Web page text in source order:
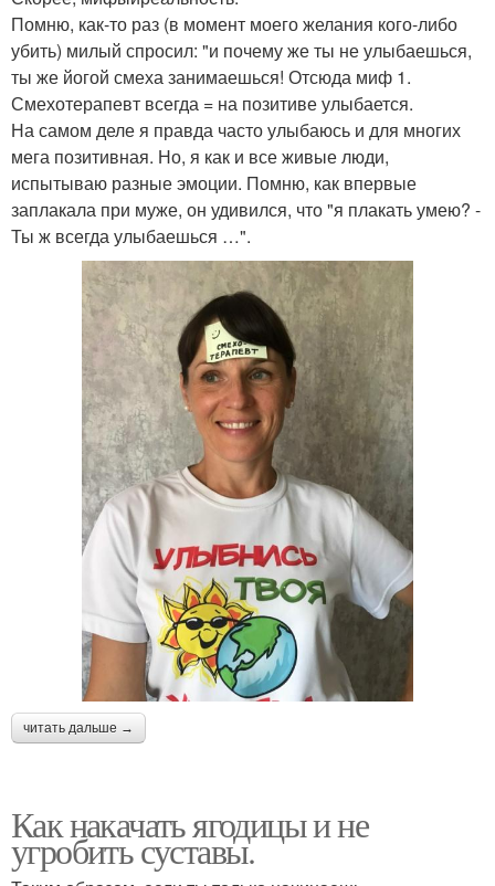
Помню, как-то раз (в момент моего желания кого-либо
убить) милый спросил: "и почему же ты не улыбаешься,
ты же йогой смеха занимаешься! Отсюда миф 1.
Смехотерапевт всегда = на позитиве улыбается.
На самом деле я правда часто улыбаюсь и для многих
мега позитивная. Но, я как и все живые люди,
испытываю разные эмоции. Помню, как впервые
заплакала при муже, он удивился, что "я плакать умею? -
Ты ж всегда улыбаешься …".
читать дальше →
Как накачать ягодицы и не
угробить суставы.